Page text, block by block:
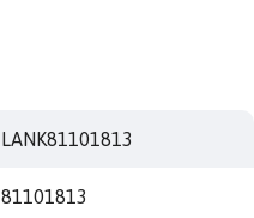
LANK81101813
81101813